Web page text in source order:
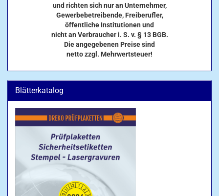
und richten sich nur an Unternehmer,
Gewerbebetreibende, Freiberufler,
öffentliche Institutionen und
nicht an Verbraucher i. S. v. § 13 BGB.
Die angegebenen Preise sind
netto zzgl. Mehrwertsteuer!
Blätterkatalog